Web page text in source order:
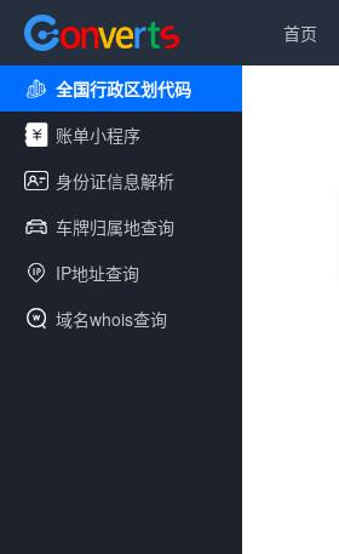
首页
全国行政区划代码
账单小程序
身份证信息解析
车牌归属地查询
IP地址查询
域名whois查询